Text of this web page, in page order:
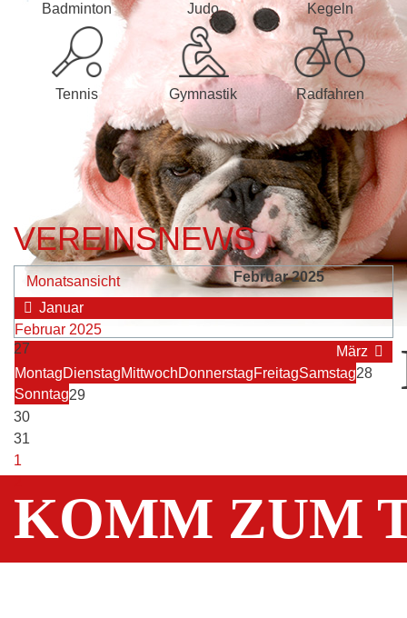
KOMM ZUM
Badminton Judo Kegeln
Tennis Gymnastik Radfahren
VEREINSNEWS
Monatsansicht
Februar 2025
Januar
Februar 2025
März
MontagDienstagMittwochDonnerstagFreitagSamstag
Sonntag
27
28
29
30
31
1